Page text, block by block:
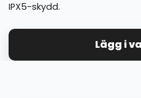
IPX5-skydd.
Lägg i